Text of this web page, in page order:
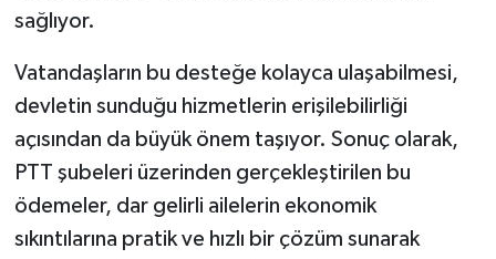
sağlıyor.
Vatandaşların bu desteğe kolayca ulaşabilmesi,
devletin sunduğu hizmetlerin erişilebilirliği
açısından da büyük önem taşıyor. Sonuç olarak,
PTT şubeleri üzerinden gerçekleştirilen bu
ödemeler, dar gelirli ailelerin ekonomik
sıkıntılarına pratik ve hızlı bir çözüm sunarak